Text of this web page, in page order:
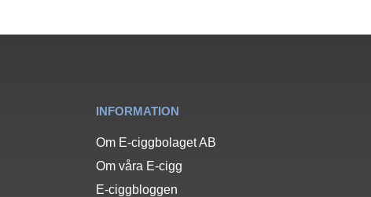
INFORMATION
Om E-ciggbolaget AB
Om våra E-cigg
E-ciggbloggen